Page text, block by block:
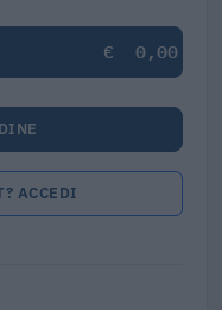
€ 0,00
ACCEDI